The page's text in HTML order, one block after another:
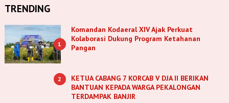
TRENDING
1
Komandan Kodaeral XIV Ajak Perkuat
Kolaborasi Dukung Program Ketahanan
Pangan
2
KETUA CABANG 7 KORCAB V DJA II BERIKAN
BANTUAN KEPADA WARGA PEKALONGAN
TERDAMPAK BANJIR